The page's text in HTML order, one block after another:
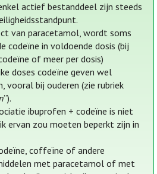
actief bestanddeel zijn steeds
van paracetamol, wordt soms
codeïne in voldoende dosis (bij
of meer per dosis)
doses codeïne geven wel
vooral bij ouderen (zie rubriek
”).
ibuprofen + codeïne is niet
ervan zou moeten beperkt zijn in
coffeïne of andere
met paracetamol of met